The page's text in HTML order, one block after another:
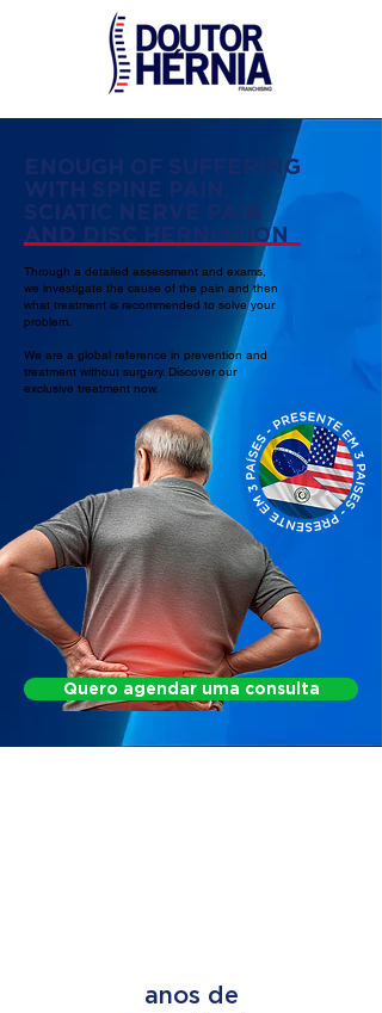
ENOUGH OF SUFFERING
WITH SPINE PAIN,
SCIATIC NERVE PAIN
AND DISC HERNIATION
Through a detailed assessment and exams,
we investigate the cause of the pain and then
what treatment is recommended to solve your
problem.
We are a global reference in prevention and
treatment without surgery. Discover our
exclusive treatment now.
Quero agendar uma consulta
anos de